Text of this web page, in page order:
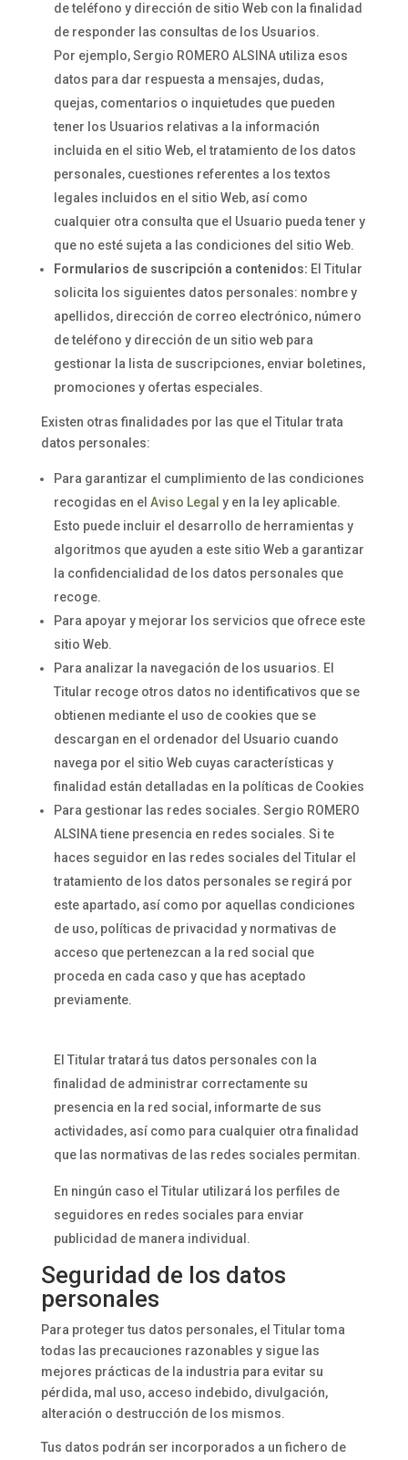
de teléfono y dirección de sitio Web con la finalidad
de responder las consultas de los Usuarios.
Por ejemplo, Sergio ROMERO ALSINA utiliza esos
datos para dar respuesta a mensajes, dudas,
quejas, comentarios o inquietudes que pueden
tener los Usuarios relativas a la información
incluida en el sitio Web, el tratamiento de los datos
personales, cuestiones referentes a los textos
legales incluidos en el sitio Web, así como
cualquier otra consulta que el Usuario pueda tener y
que no esté sujeta a las condiciones del sitio Web.
Formularios de suscripción a contenidos: El Titular
solicita los siguientes datos personales: nombre y
apellidos, dirección de correo electrónico, número
de teléfono y dirección de un sitio web para
gestionar la lista de suscripciones, enviar boletines,
promociones y ofertas especiales.
Existen otras finalidades por las que el Titular trata
datos personales:
Para garantizar el cumplimiento de las condiciones
recogidas en el Aviso Legal y en la ley aplicable.
Esto puede incluir el desarrollo de herramientas y
algoritmos que ayuden a este sitio Web a garantizar
la confidencialidad de los datos personales que
recoge.
Para apoyar y mejorar los servicios que ofrece este
sitio Web.
Para analizar la navegación de los usuarios. El
Titular recoge otros datos no identificativos que se
obtienen mediante el uso de cookies que se
descargan en el ordenador del Usuario cuando
navega por el sitio Web cuyas características y
finalidad están detalladas en la políticas de Cookies
Para gestionar las redes sociales. Sergio ROMERO
ALSINA tiene presencia en redes sociales. Si te
haces seguidor en las redes sociales del Titular el
tratamiento de los datos personales se regirá por
este apartado, así como por aquellas condiciones
de uso, políticas de privacidad y normativas de
acceso que pertenezcan a la red social que
proceda en cada caso y que has aceptado
previamente.
El Titular tratará tus datos personales con la
finalidad de administrar correctamente su
presencia en la red social, informarte de sus
actividades, así como para cualquier otra finalidad
que las normativas de las redes sociales permitan.
En ningún caso el Titular utilizará los perfiles de
seguidores en redes sociales para enviar
publicidad de manera individual.
Seguridad de los datos
personales
Para proteger tus datos personales, el Titular toma
todas las precauciones razonables y sigue las
mejores prácticas de la industria para evitar su
pérdida, mal uso, acceso indebido, divulgación,
alteración o destrucción de los mismos.
Tus datos podrán ser incorporados a un fichero de